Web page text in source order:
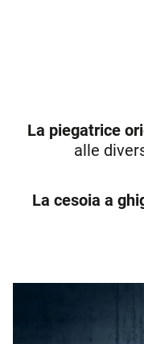
La piegatrice
alle
La cesoia a